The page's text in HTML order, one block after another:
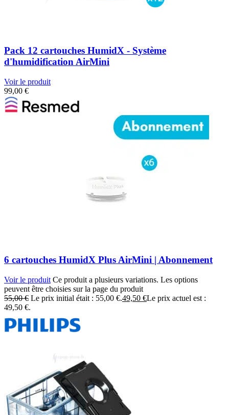
Pack 12 cartouches HumidX - Système
d'humidification AirMini
Voir le produit
99,00 €
6 cartouches HumidX Plus AirMini | Abonnement
Voir le produit Ce produit a plusieurs variations. Les options
peuvent être choisies sur la page du produit
55,00€ Le prix initial était : 55,00 €.49,50 €Le prix actuel est :
49,50 €.